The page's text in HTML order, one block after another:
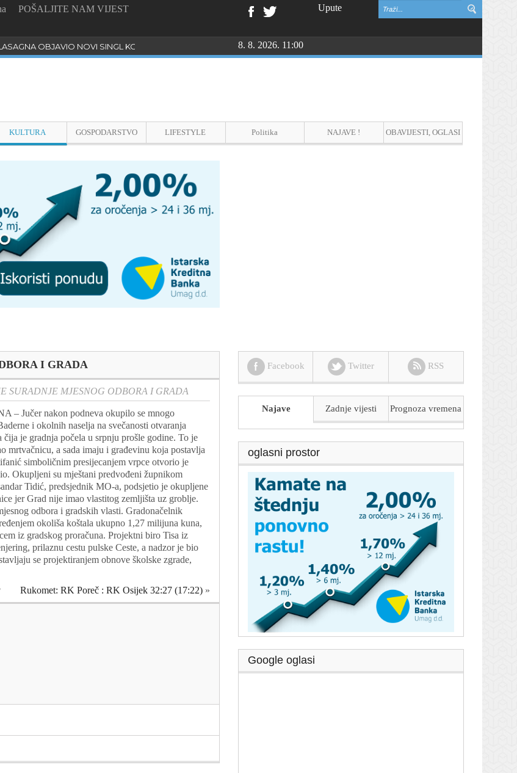
POŠALJITE NAM VIJEST
Upute
OBJAVIO NOVI SINGL KOJI PROGOVARA O BULLYINGU8. 8. 2026. 11:00
KULTURA GOSPODARSTVO LIFESTYLE Politika NAJAVE ! OBAVIJESTI, OGLASI
I GRADA
SURADNJE MJESNOG ODBORA I GRADA
– Jučer nakon podneva okupilo se mnogo
i okolnih naselja na svečanosti otvaranja
je gradnja počela u srpnju prošle godine. To je
mrtvačnicu, a sada imaju i građevinu koja postavlja
simboličnim presijecanjem vrpce otvorio je
Okupljeni su mještani predvođeni župnikom
Tidić, predsjednik MO-a, podsjetio je okupljene
jer Grad nije imao vlastitog zemljišta uz groblje.
odbora i gradskih vlasti. Gradonačelnik
okoliša koštala ukupno 1,27 milijuna kuna,
iz gradskog proračuna. Projektni biro Tisa iz
prilaznu cestu pulske Ceste, a nadzor je bio
se projektiranjem obnove školske zgrade,
Rukomet: RK Poreč : RK Osijek 32:27 (17:22) »
Facebook Twitter RSS
Najave Zadnje vijesti Prognoza vremena
oglasni prostor
Google oglasi